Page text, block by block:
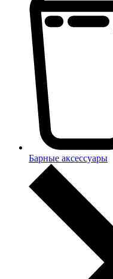
Барные аксессуары